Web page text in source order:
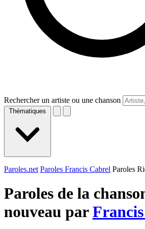
Rechercher un artiste ou une chanson
Thématiques
Paroles.net Paroles Francis Cabrel Paroles
Paroles de la
nouveau par